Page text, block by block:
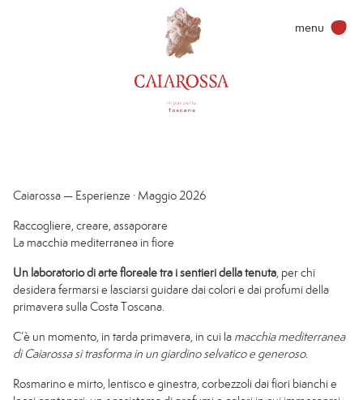
menu
Caiarossa
Territorio
Filosofia
Visita Caiarossa
Caiarossa — Esperienze · Maggio 2026
Raccogliere, creare, assaporare
La macchia mediterranea in fiore
Un laboratorio di arte floreale tra i sentieri della tenuta, per chi
desidera fermarsi e lasciarsi guidare dai colori e dai profumi della
primavera sulla Costa Toscana.
C’è un momento, in tarda primavera, in cui la macchia mediterranea
di Caiarossa si trasforma in un giardino selvatico e generoso.
Rosmarino e mirto, lentisco e ginestra, corbezzoli dai fiori bianchi e